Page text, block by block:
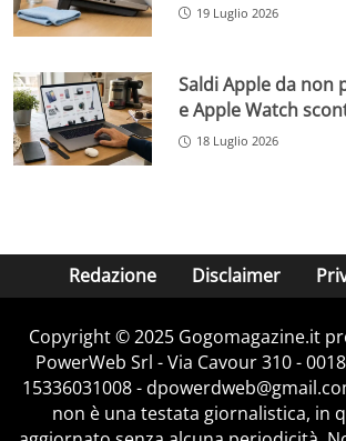
19 Luglio 2026
Saldi Apple da non
e Apple Watch
18 Luglio 2026
Redazione Disclaimer
Copyright © 2025 Gogomagazine.it
PowerWeb Srl - Via Cavour 310 -
15336031008 -
non è una testata giornalistica, in